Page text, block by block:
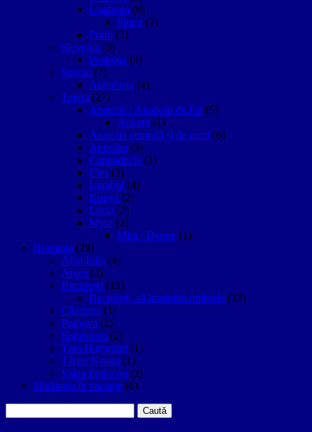
Lisabona (9)
Sintra (2)
Porto (3)
Slovenia (3)
Postojna (3)
Spania (7)
Andalusia (4)
Turcia (27)
Anatolia / Anadolu de Est (5)
Ankara (1)
Anatolia centrală și de nord (6)
Antiohia (3)
Cappadocia (1)
Efes (2)
Istanbul (4)
Konya (2)
Lycia (2)
Myra (2)
Mira / Demre (1)
Romania (29)
Alba Iulia (4)
Argeș (2)
București (13)
București, să luminăm umbrele (12)
Câmpina (1)
Prahova (2)
Sighişoara (2)
Țara Hațegului (1)
Târgu Neamţ (1)
Valea Prahovei (2)
Sănătatea în vacanțe (6)
după: